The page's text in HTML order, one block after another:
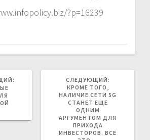
?p=16239
СЛЕДУЮЩИЙ:
КРОМЕ ТОГО,
НАЛИЧИЕ СЕТИ 5G
СТАНЕТ ЕЩЕ
ОДНИМ
АРГУМЕНТОМ ДЛЯ
ПРИХОДА
ИНВЕСТОРОВ. ВСЕ